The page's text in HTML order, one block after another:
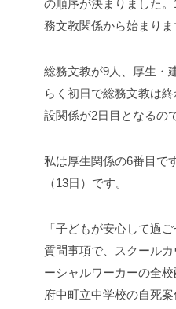
b
o
k
の順序が決まりました
務文教関係から始まりま
総務文教が9人、厚生・
らく初日で総務文教は
設関係が2日目となるの
私は厚生関係の6番目で
（13日）です。
「子どもが安心して過
質問事項で、スクール
ーシャルワーカーの全
府中町立中学校の自死